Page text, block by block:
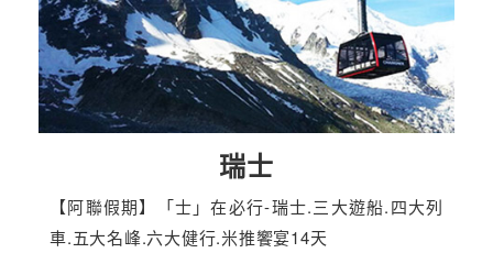
瑞士
【阿聯假期】「士」在必行-瑞士.三大遊船.四大列
車.五大名峰.六大健行.米推饗宴14天